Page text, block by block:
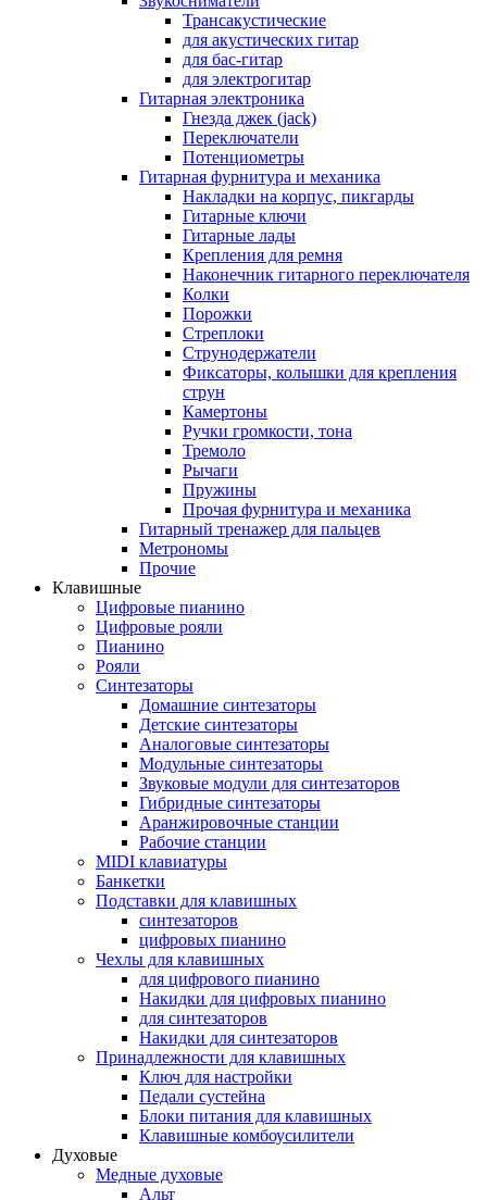
Трансакустические
для акустических гитар
для бас-гитар
для электрогитар
Гитарная электроника
Гнезда джек (jack)
Переключатели
Потенциометры
Гитарная фурнитура и механика
Накладки на корпус, пикгарды
Гитарные ключи
Гитарные лады
Крепления для ремня
Наконечник гитарного переключателя
Колки
Порожки
Стреплоки
Струнодержатели
Фиксаторы, колышки для крепления
струн
Камертоны
Ручки громкости, тона
Тремоло
Рычаги
Пружины
Прочая фурнитура и механика
Гитарный тренажер для пальцев
Метрономы
Прочие
Клавишные
Цифровые пианино
Цифровые рояли
Пианино
Рояли
Синтезаторы
Домашние синтезаторы
Детские синтезаторы
Аналоговые синтезаторы
Модульные синтезаторы
Звуковые модули для синтезаторов
Гибридные синтезаторы
Аранжировочные станции
Рабочие станции
MIDI клавиатуры
Банкетки
Подставки для клавишных
синтезаторов
цифровых пианино
Чехлы для клавишных
для цифрового пианино
Накидки для цифровых пианино
для синтезаторов
Накидки для синтезаторов
Принадлежности для клавишных
Ключ для настройки
Педали сустейна
Блоки питания для клавишных
Клавишные комбоусилители
Духовые
Медные духовые
Альт